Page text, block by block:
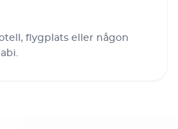
flygplats eller någon